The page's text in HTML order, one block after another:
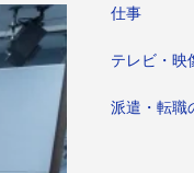
仕事
テレビ・映
派遣・転職